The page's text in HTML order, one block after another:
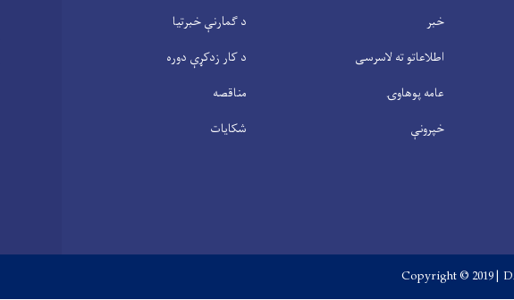
خبر
اطلاعاتو ته لاسرسی
عامه پوهاوۍ
خپرونې
د ګمارنې خبرتیا
د کار زدکړې دوره
مناقصه
شکایات
Copyright © 2019 |